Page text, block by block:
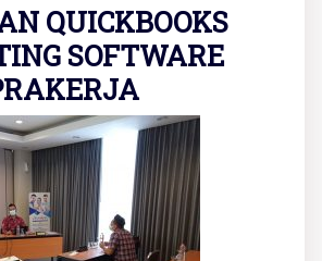
QUICKBOOKS
SOFTWARE